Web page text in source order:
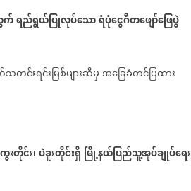
က်ရည်ရွယ်ပြုလုပ်သောရံပုံငွေဂီတဖျော်ဖြေပွဲ
င်းရင်းမြစ်များဆီမှအခြေခံတင်ပြထား
းတိုင်း၊ပဲခူးတိုင်းရှိ မြို့နယ်ပြည်သူ့အုပ်ချုပ်ရေး